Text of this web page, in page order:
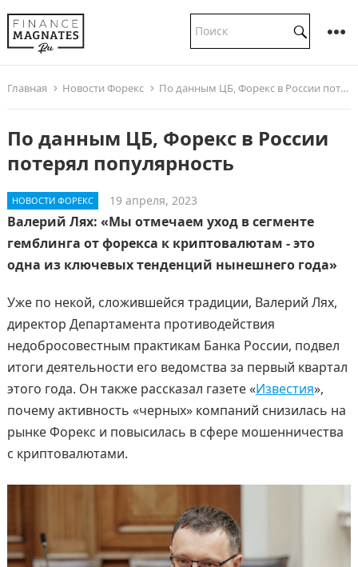
Главная Новости Форекс По данным ЦБ, Форекс в России потерял популярность
По данным ЦБ, Форекс в России
потерял популярность
НОВОСТИ ФОРЕКС 19 апреля, 2023
Валерий Лях: «Мы отмечаем уход в сегменте
гемблинга от форекса к криптовалютам - это
одна из ключевых тенденций нынешнего года»
Уже по некой, сложившейся традиции, Валерий Лях,
директор Департамента противодействия
недобросовестным практикам Банка России, подвел
итоги деятельности его ведомства за первый квартал
этого года. Он также рассказал газете «Известия»,
почему активность «черных» компаний снизилась на
рынке Форекс и повысилась в сфере мошенничества
с криптовалютами.